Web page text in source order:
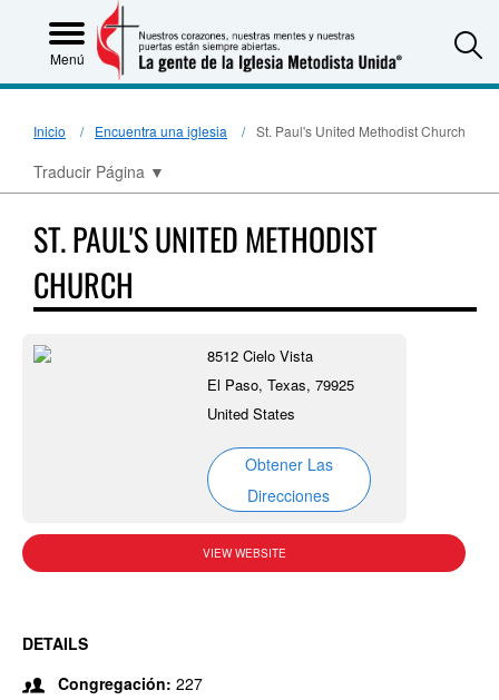
Menú
Inicio Encuentra una iglesia St. Paul's United Methodist Church
Traducir Página ▼
ST. PAUL'S UNITED METHODIST
CHURCH
8512 Cielo Vista
El Paso, Texas, 79925
United States
Obtener Las
Direcciones
VIEW WEBSITE
DETAILS
Congregación: 227